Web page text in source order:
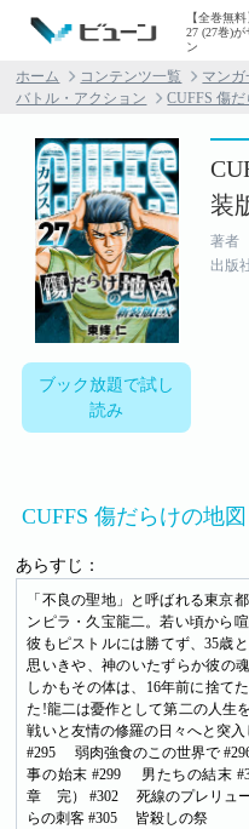
【全巻無
27 (27巻)
ン
ホーム コンテンツ一覧 マンガ
バトル・アクション
CUFFS 傷
ブック放題で試し
読み
装
著
出版
CUFFS 傷だらけの地
あらすじ：
「不良の聖地」と呼ばれる東京
ンピラ・久宝龍二。若い頃から
彼もピストルには勝てず、35歳
思いきや、神のいたずらか彼の
しかもその体は、16年前に捨て
た!龍二は憂作として第二の人
戦いと友情の修羅の日々へと突
#295 弱肉強食のこの世界で
事の始末 #299 男たちの結末
章 完） #302 死線のプレリュ
らの刺客 #305 皆殺しの祭